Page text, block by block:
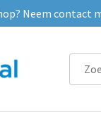
Neem contact